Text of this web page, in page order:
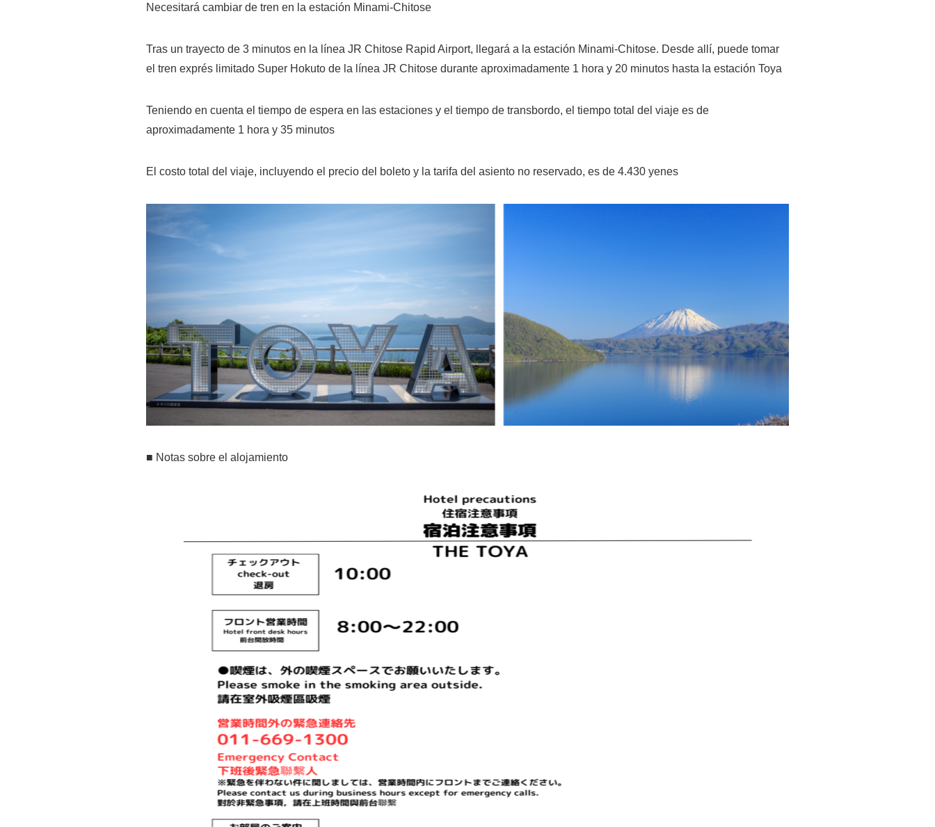
Necesitará cambiar de tren en la estación Minami-Chitose
Tras un trayecto de 3 minutos en la línea JR Chitose Rapid Airport, llegará a la estación Minami-Chitose. Desde allí, puede tomar
el tren exprés limitado Super Hokuto de la línea JR Chitose durante aproximadamente 1 hora y 20 minutos hasta la estación Toya
Teniendo en cuenta el tiempo de espera en las estaciones y el tiempo de transbordo, el tiempo total del viaje es de
aproximadamente 1 hora y 35 minutos
El costo total del viaje, incluyendo el precio del boleto y la tarifa del asiento no reservado, es de 4.430 yenes
■ Notas sobre el alojamiento